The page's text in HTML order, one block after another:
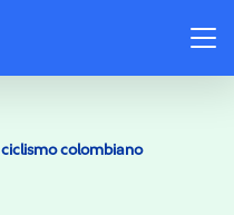
colombiano